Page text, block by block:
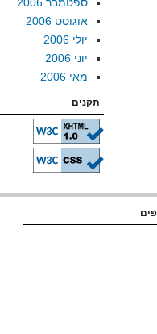
אוגוסט 2006
יולי 2006
יוני 2006
מאי 2006
תקנים